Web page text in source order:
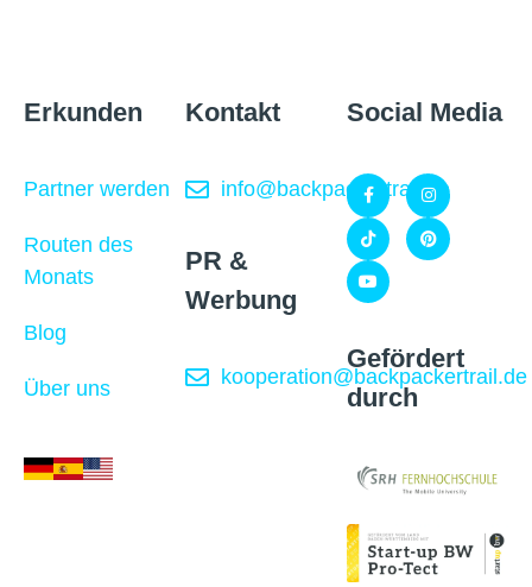
Erkunden
Partner werden
Routen des
Monats
Blog
Über uns
Kontakt
info@backpackertrail.de
PR &
Werbung
kooperation@backpackertrail.de
Social Media
Gefördert
durch